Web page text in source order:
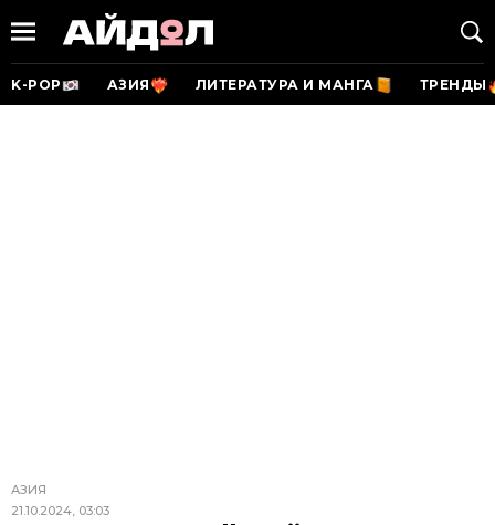
K-POP АЗИЯ ЛИТЕРАТУРА И МАНГА ТРЕНДЫ
АЗИЯ
21.10.2024, 03:03